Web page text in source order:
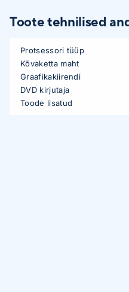
Toote tehnilised
Protsessori tüüp
Kõvaketta maht
Graafikakiirendi
DVD kirjutaja
Toode lisatud